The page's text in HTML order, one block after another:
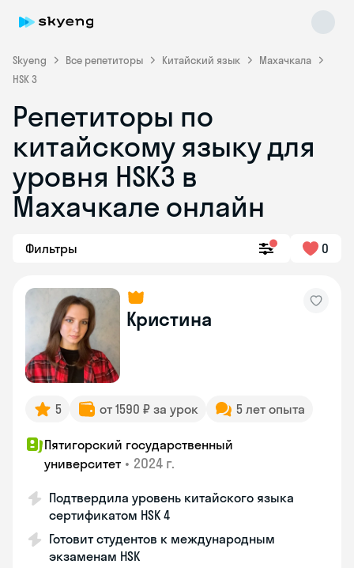
Skyeng Все репетиторы Китайский язык
Махачкала
HSK 3
Репетиторы по
китайскому языку для
уровня HSK3 в
Махачкале онлайн
Фильтры 0
Кристина
5 от 1590 ₽ за урок 5 лет опыта
Пятигорский государственный
университет • 2024 г.
Подтвердила уровень китайского языка
сертификатом HSK 4
Готовит студентов к международным
экзаменам HSK
Skyeng Chat